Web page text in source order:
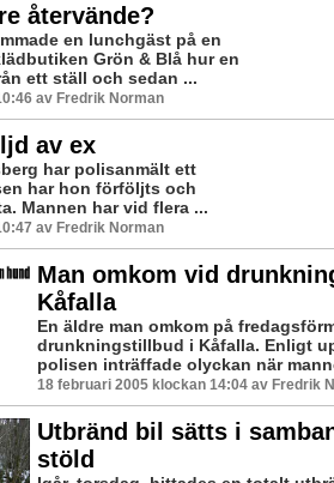
återvände?
en lunchgäst på en
Grön & Blå hur en
ett ställ och sedan ...
av Fredrik Norman
av ex
har polisanmält ett
har hon förföljts och
Mannen har vid flera ...
av Fredrik Norman
Man omkom vid
Kåfalla
En äldre man omkom på
drunkningstillbud i Kåfalla. Enligt
polisen inträffade olyckan när
18 februari 2005 klockan 14:04 av Fredrik
Utbränd bil sätts i
stöld